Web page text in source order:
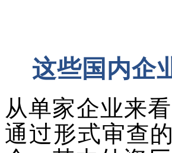
这些国内企
从单家企业来
通过形式审查